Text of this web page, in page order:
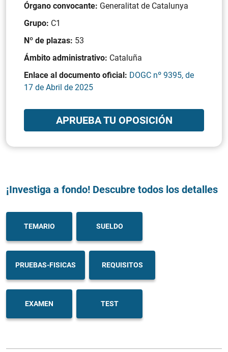
Órgano convocante: Generalitat de Catalunya
Grupo: C1
Nº de plazas: 53
Ámbito administrativo: Cataluña
Enlace al documento oficial: DOGC nº 9395, de
17 de Abril de 2025
APRUEBA TU OPOSICIÓN
¡Investiga a fondo! Descubre todos los detalles
TEMARIO SUELDO
PRUEBAS-FISICAS REQUISITOS
EXAMEN TEST